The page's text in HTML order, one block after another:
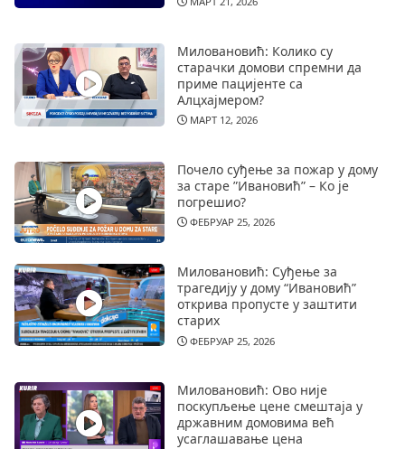
Миловановић: Колико су
старачки домови спремни да
приме пацијенте са
Алцхајмером?
МАРТ 12, 2026
Почело суђење за пожар у дому
за старе ”Ивановић” – Ко је
погрешио?
ФЕБРУАР 25, 2026
Миловановић: Суђење за
трагедију у дому “Ивановић”
открива пропусте у заштити
старих
ФЕБРУАР 25, 2026
Миловановић: Ово није
поскупљење цене смештаја у
државним домовима већ
усаглашавање цена